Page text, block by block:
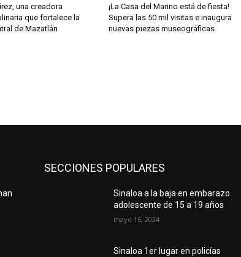
una creadora
que fortalece la
de Mazatlán
¡La Casa del Marino está de fiesta!
Supera las 50 mil visitas e inaugura
nuevas piezas museográficas
SECCIONES POPULARES
Sinaloa a la baja en embarazo
adolescente de 15 a 19 años
mayo 16, 2024
Sinaloa 1er lugar en policías